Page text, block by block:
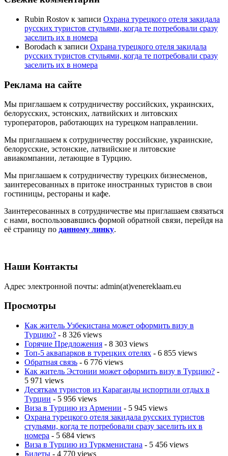
Rubin Rostov к записи Охрана турецкого отеля закидала
русских туристов стульями, когда те потребовали сразу
заселить их в номера
Borodach к записи Охрана турецкого отеля закидала
русских туристов стульями, когда те потребовали сразу
заселить их в номера
Реклама на сайте
Мы приглашаем к сотрудничеству российских, украинских,
белорусских, эстонских, латвийских и литовских
туроператоров, работающих на турецком направлении.
Мы приглашаем к сотрудничеству российские, украинские,
белорусские, эстонские, латвийские и литовские
авиакомпании, летающие в Турцию.
Мы приглашаем к сотрудничеству турецких бизнесменов,
заинтересованных в притоке иностранных туристов в свои
гостиницы, рестораны и кафе.
Заинтересованных в сотрудничестве мы приглашаем связаться
с нами, воспользовавшись формой обратной связи, перейдя на
её страницу по данному линку.
Наши Контакты
Адрес электронной почты: admin(at)venereklaam.eu
Просмотры
Как житель Узбекистана может оформить визу в
Турцию? - 8 326 views
Горячие Предложения - 8 303 views
Топ-5 аквапарков в турецких отелях - 6 855 views
Обратная связь - 6 776 views
Как житель Эстонии может оформить визу в Турцию? -
5 971 views
Десяткам туристов из Караганды испортили отдых в
Турции - 5 956 views
Виза в Турцию из Армении - 5 945 views
Охрана турецкого отеля закидала русских туристов
стульями, когда те потребовали сразу заселить их в
номера - 5 684 views
Виза в Турцию из Туркменистана - 5 456 views
Билеты - 4 770 views